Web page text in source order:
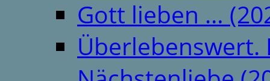
Gott lieben …
Überlebenswert.